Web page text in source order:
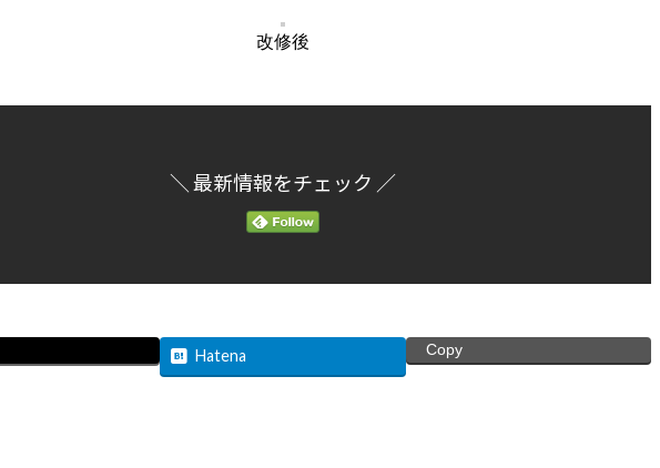
改修後
＼ 最新情報をチェック ／
Hatena Copy